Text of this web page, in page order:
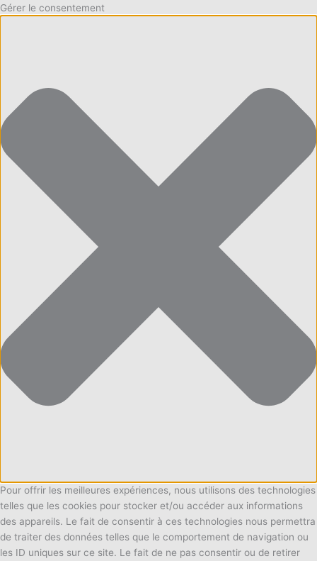
Gérer le consentement
Pour offrir les meilleures expériences, nous utilisons des technologies
telles que les cookies pour stocker et/ou accéder aux informations
des appareils. Le fait de consentir à ces technologies nous permettra
de traiter des données telles que le comportement de navigation ou
les ID uniques sur ce site. Le fait de ne pas consentir ou de retirer